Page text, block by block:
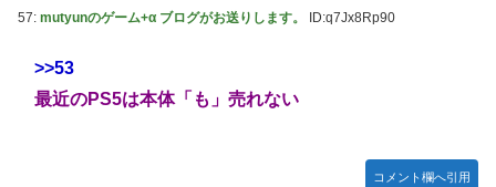
57: mutyunのゲーム+α ブログがお送りします。 ID:q7Jx8Rp90
>>53
最近のPS5は本体「も」売れない
コメント欄へ引用